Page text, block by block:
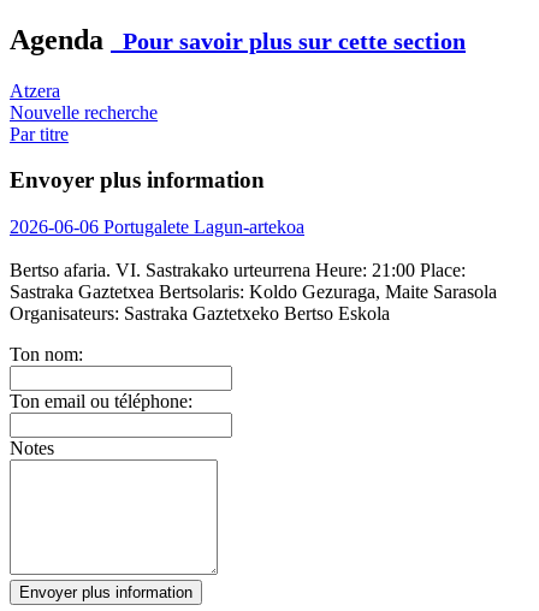
Agenda Pour savoir plus sur cette section
Atzera
Nouvelle recherche
Par titre
Envoyer plus information
2026-06-06 Portugalete Lagun-artekoa
Bertso afaria. VI. Sastrakako urteurrena Heure: 21:00 Place:
Sastraka Gaztetxea Bertsolaris: Koldo Gezuraga, Maite Sarasola
Organisateurs: Sastraka Gaztetxeko Bertso Eskola
Ton nom:
Ton email ou téléphone:
Notes
Envoyer plus information